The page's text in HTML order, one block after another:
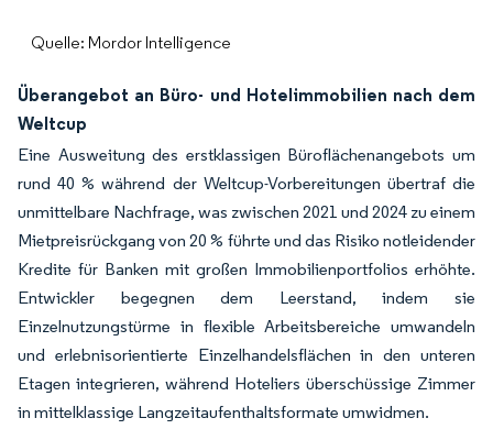
Quelle: Mordor Intelligence
Überangebot an Büro- und Hotelimmobilien nach dem
Weltcup
Eine Ausweitung des erstklassigen Büroflächenangebots um
rund 40 % während der Weltcup-Vorbereitungen übertraf die
unmittelbare Nachfrage, was zwischen 2021 und 2024 zu einem
Mietpreisrückgang von 20 % führte und das Risiko notleidender
Kredite für Banken mit großen Immobilienportfolios erhöhte.
Entwickler begegnen dem Leerstand, indem sie
Einzelnutzungstürme in flexible Arbeitsbereiche umwandeln
und erlebnisorientierte Einzelhandelsflächen in den unteren
Etagen integrieren, während Hoteliers überschüssige Zimmer
in mittelklassige Langzeitaufenthaltsformate umwidmen.